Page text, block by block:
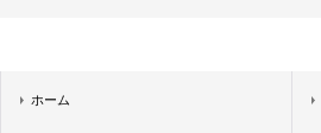
ホーム